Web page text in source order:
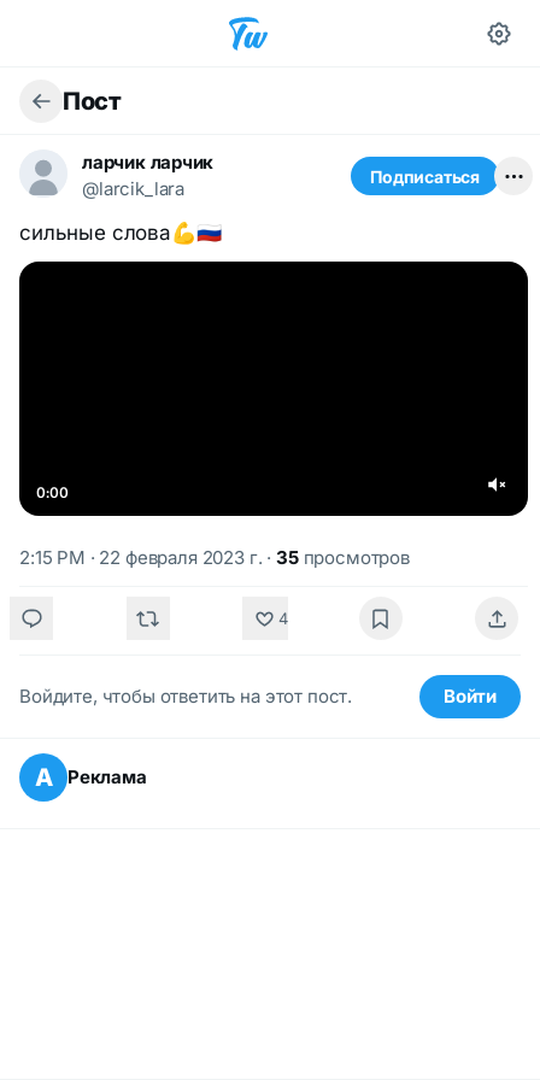
Пост
ларчик ларчик
@larcik_lara
Подписаться
сильные слова💪🇷🇺
0:00
2:15 PM · 22 февраля 2023 г. ·35просмотров
4
Войдите, чтобы ответить на этот пост. Войти
А Реклама